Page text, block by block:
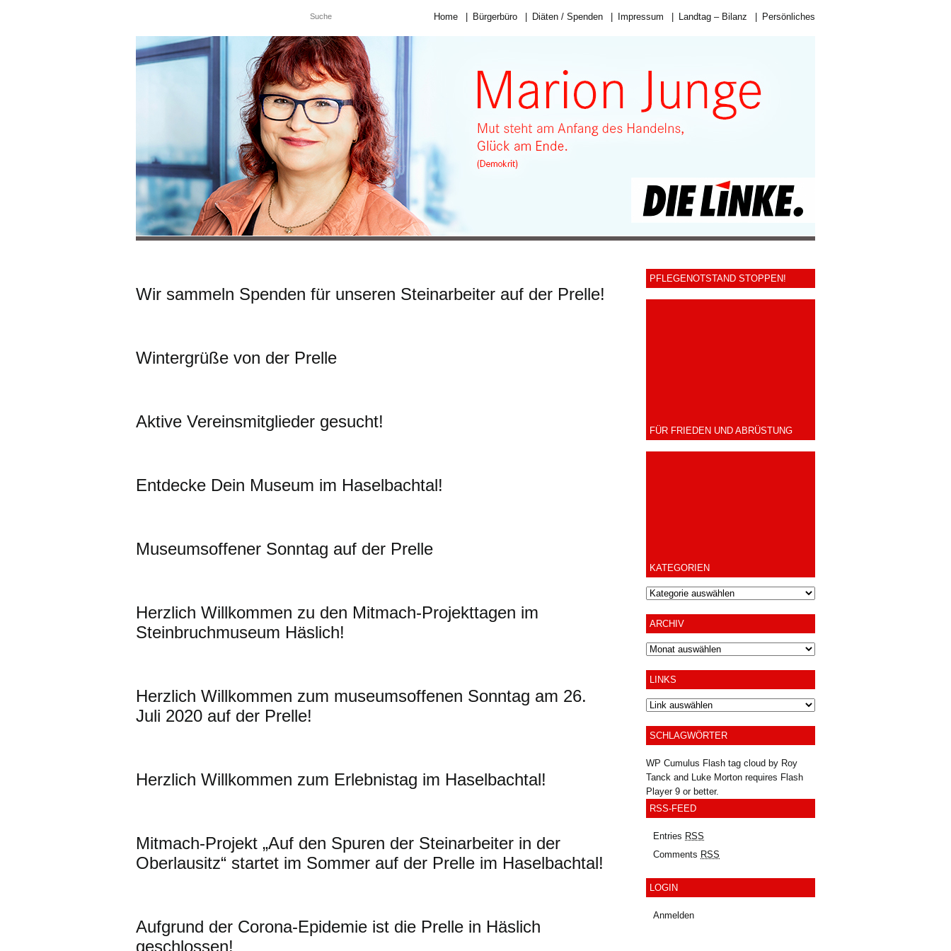
Home Bürgerbüro Diäten / Spenden Impressum Landtag – Bilanz Persönliches
Wir sammeln Spenden für unseren Steinarbeiter auf der Prelle!
Wintergrüße von der Prelle
Aktive Vereinsmitglieder gesucht!
Entdecke Dein Museum im Haselbachtal!
Museumsoffener Sonntag auf der Prelle
Herzlich Willkommen zu den Mitmach-Projekttagen im
Steinbruchmuseum Häslich!
Herzlich Willkommen zum museumsoffenen Sonntag am 26.
Juli 2020 auf der Prelle!
Herzlich Willkommen zum Erlebnistag im Haselbachtal!
Mitmach-Projekt „Auf den Spuren der Steinarbeiter in der
Oberlausitz“ startet im Sommer auf der Prelle im Haselbachtal!
Aufgrund der Corona-Epidemie ist die Prelle in Häslich
geschlossen!
PFLEGENOTSTAND STOPPEN!
FÜR FRIEDEN UND ABRÜSTUNG
KATEGORIEN
ARCHIV
Archiv
LINKS
SCHLAGWÖRTER
WP Cumulus Flash tag cloud by Roy
Tanck and Luke Morton requires Flash
Player9 or better.
RSS-FEED
Entries RSS
Comments RSS
LOGIN
Anmelden